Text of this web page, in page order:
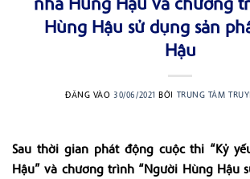
Hùng Hậu sử dụng sản
Hậu
ĐĂNG VÀO 30/06/2021 BỞI TRUNG TÂM
Sau thời gian phát động cuộc thi “Kỷ
Hậu” và chương trình “Người Hùng Hậu